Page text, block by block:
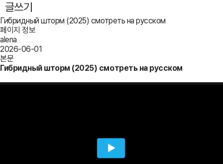
글쓰기
Гибридный шторм (2025) смотреть на русском
페이지 정보
alena
2026-06-01
본문
Гибридный шторм (2025) смотреть на русском